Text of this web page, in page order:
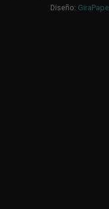
Diseño: GiraPapel